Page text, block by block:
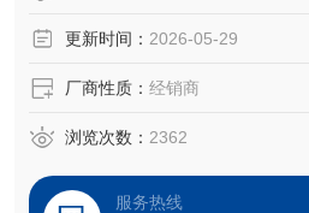
更新时间： 2026-05-29
厂商性质： 经销商
浏览次数： 2362
服务热线